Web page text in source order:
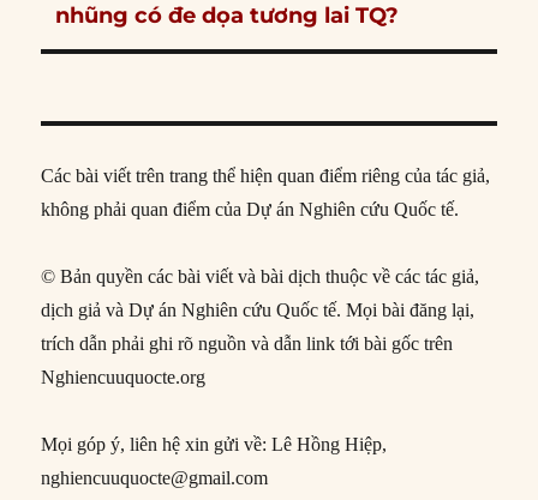
post:
nhũng có đe dọa tương lai TQ?
Các bài viết trên trang thể hiện quan điểm riêng của tác giả,
không phải quan điểm của Dự án Nghiên cứu Quốc tế.
© Bản quyền các bài viết và bài dịch thuộc về các tác giả,
dịch giả và Dự án Nghiên cứu Quốc tế. Mọi bài đăng lại,
trích dẫn phải ghi rõ nguồn và dẫn link tới bài gốc trên
Nghiencuuquocte.org
Mọi góp ý, liên hệ xin gửi về: Lê Hồng Hiệp,
nghiencuuquocte@gmail.com